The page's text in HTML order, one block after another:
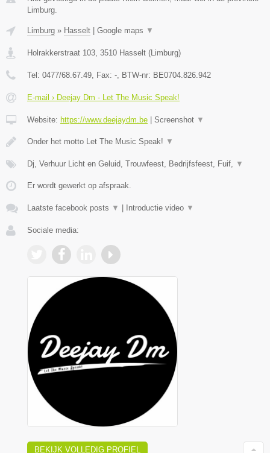
Limburg.
Limburg » Hasselt Google maps ▼
Holrakkerstraat 103, 3510 Hasselt (Limburg)
Tel: 0477/68.67.49, Fax: -, BTW-nr: BE0704.826.942
E-mail › Deejay Dm - Let The Music Speak!
Website: https://www.deejaydm.be Screenshot ▼
Onder het motto Let The Music Speak! ▼
Dj, Verhuur Licht en Geluid, Trouwfeest, Bedrijfsfeest, Fuif, ▼
Er wordt gewerkt op afspraak.
Laatste facebook posts ▼ Introductie video ▼
Sociale media:
BEKIJK VOLLEDIG PROFIEL